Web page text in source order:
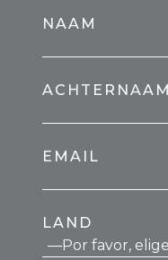
NAAM
ACHTERNAAM
EMAIL
LAND